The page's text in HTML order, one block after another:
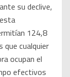
su declive,
124,8
cualquier
ocupan el
efectivos